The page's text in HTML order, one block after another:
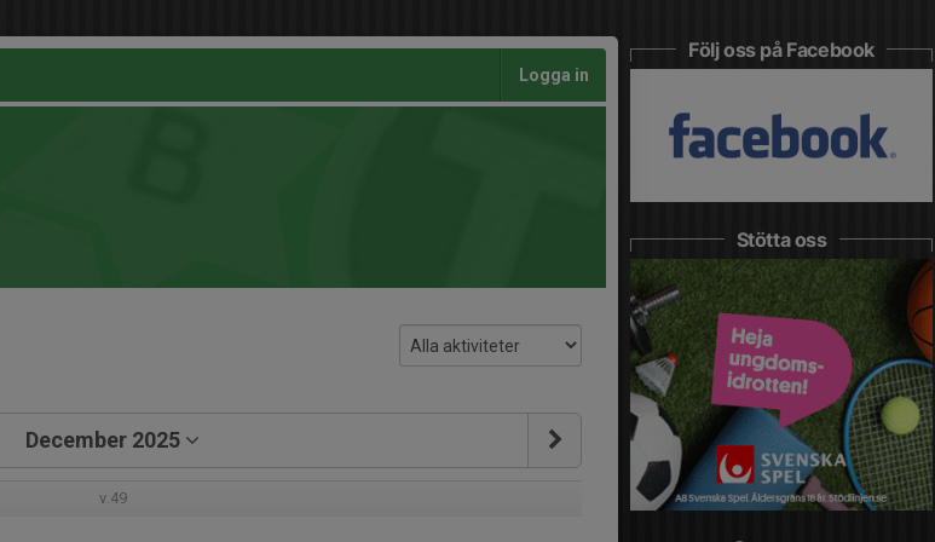
Logga in
December 2025
v.49
Följ oss på Facebook
Stötta oss